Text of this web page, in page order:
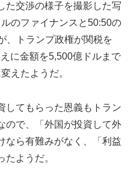
た交渉の様子を撮影した写
のファイナンスと50:50の
、トランプ政権が関税を
に金額を5,500億ドルまで
えたようだ。
してもらった恩義もトラン
ので、「外国が投資して外
なら有難みがなく、「利益
ようだ。